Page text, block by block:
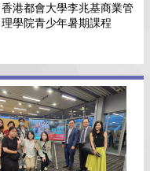
香港都會大學李兆基商業管
理學院青少年暑期課程